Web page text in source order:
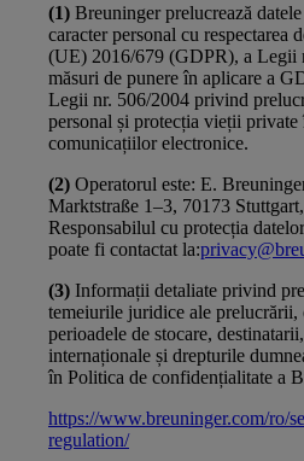
(1) Breuninger prelucrează
caracter personal cu respectarea
(UE) 2016/679 (GDPR), a Legii
măsuri de punere în aplicare a
Legii nr. 506/2004 privind
personal și protecția vieții private
comunicațiilor electronice.
(2) Operatorul este: E.
Marktstraße 1–3, 70173
Responsabilul cu protecția
poate fi contactat la:
(3) Informații detaliate privind
temeiurile juridice ale prelucrării,
perioadele de stocare,
internaționale și drepturile
în Politica de confidențialitate a
https://www.breuninger.com/ro/
regulation/